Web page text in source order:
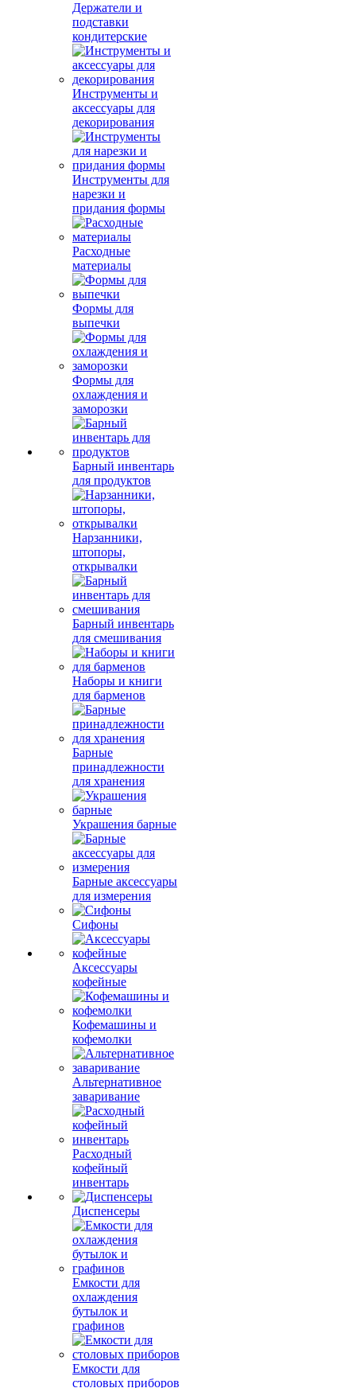
Держатели и
подставки
кондитерские
Инструменты и
аксессуары для
декорирования
Инструменты для
нарезки и
придания формы
Расходные
материалы
Формы для
выпечки
Формы для
охлаждения и
заморозки
Барный инвентарь
для продуктов
Нарзанники,
штопоры,
открывалки
Барный инвентарь
для смешивания
Наборы и книги
для барменов
Барные
принадлежности
для хранения
Украшения барные
Барные аксессуары
для измерения
Сифоны
Аксессуары
кофейные
Кофемашины и
кофемолки
Альтернативное
заваривание
Расходный
кофейный
инвентарь
Диспенсеры
Емкости для
охлаждения
бутылок и
графинов
Емкости для
столовых приборов